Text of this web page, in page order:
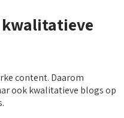
kwalitatieve
content. Daarom
ook kwalitatieve blogs op